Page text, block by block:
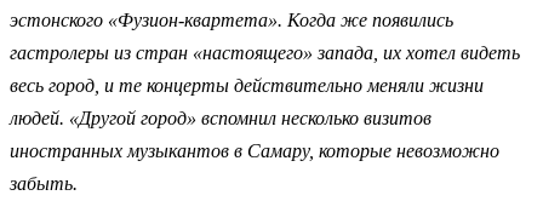
эстонского «Фузион-квартета». Когда же появились
гастролеры из стран «настоящего» запада, их хотел видеть
весь город, и те концерты действительно меняли жизни
людей. «Другой город» вспомнил несколько визитов
иностранных музыкантов в Самару, которые невозможно
забыть.